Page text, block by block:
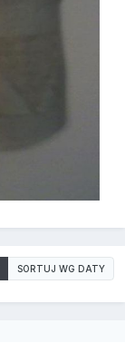
SORTUJ WG DATY